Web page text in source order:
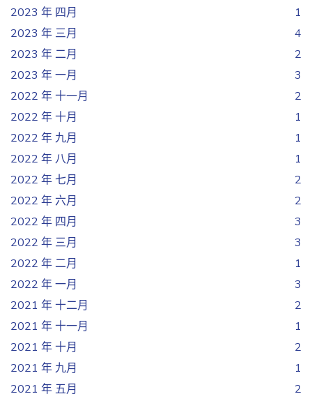
2023 年 四月
1
2023 年 三月
4
2023 年 二月
2
2023 年 一月
3
2022 年 十一月
2
2022 年 十月
1
2022 年 九月
1
2022 年 八月
1
2022 年 七月
2
2022 年 六月
2
2022 年 四月
3
2022 年 三月
3
2022 年 二月
1
2022 年 一月
3
2021 年 十二月
2
2021 年 十一月
1
2021 年 十月
2
2021 年 九月
1
2021 年 五月
2